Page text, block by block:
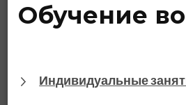
Обучение
Индивидуальные